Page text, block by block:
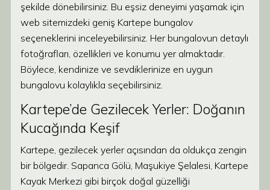
şekilde dönebilirsiniz. Bu eşsiz deneyimi yaşamak için
web sitemizdeki geniş Kartepe bungalov
seçeneklerini inceleyebilirsiniz. Her bungalovun detaylı
fotoğrafları, özellikleri ve konumu yer almaktadır.
Böylece, kendinize ve sevdiklerinize en uygun
bungalovu kolaylıkla seçebilirsiniz.
Kartepe’de Gezilecek Yerler: Doğanın
Kucağında Keşif
Kartepe, gezilecek yerler açısından da oldukça zengin
bir bölgedir. Sapanca Gölü, Maşukiye Şelalesi, Kartepe
Kayak Merkezi gibi birçok doğal güzelliği